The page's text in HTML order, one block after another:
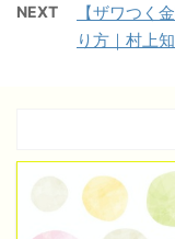
NEXT
【ザワつく
り方｜村上